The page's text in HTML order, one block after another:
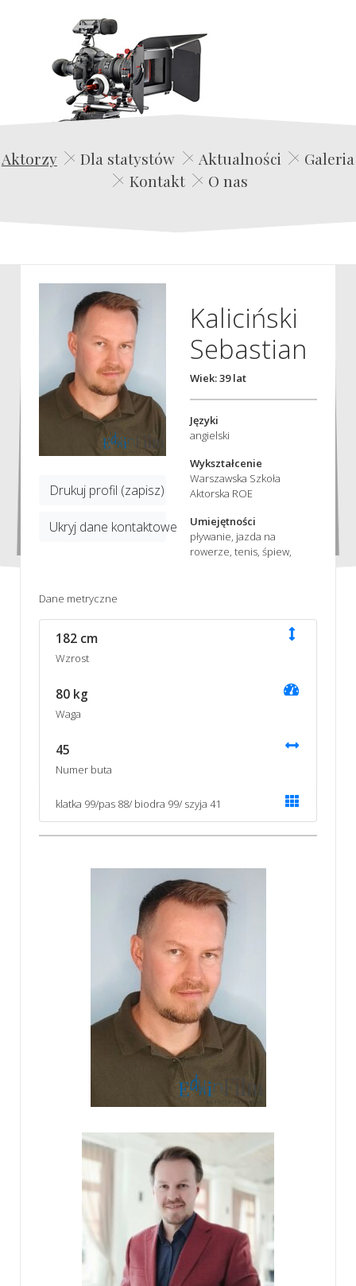
Edwin Film Agencja Aktorska
Aktorzy Dla statystów Aktualności
Galeria
Kontakt
O nas
Drukuj profil (zapisz)
Ukryj dane kontaktowe
Kaliciński
Sebastian
Wiek: 39 lat
Języki
angielski
Wykształcenie
Warszawska Szkoła
Aktorska ROE
Umiejętności
pływanie, jazda na
rowerze, tenis, śpiew,
Dane metryczne
182 cm
Wzrost
80 kg
Waga
45
Numer buta
klatka 99/pas 88/ biodra 99/ szyja 41